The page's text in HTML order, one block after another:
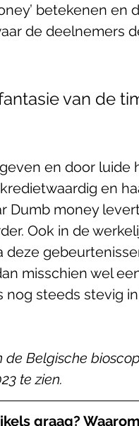
betekenen en
de deelnemers
van de
en door luide
en
Dumb money
Ook in de
misschien wel
steeds stevig
Belgische
te zien.
graag?